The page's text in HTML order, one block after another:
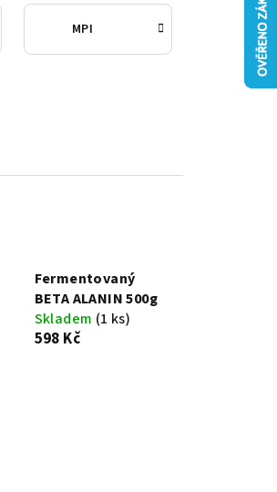
MPI
Fermentovaný
BETA ALANIN 500g
Skladem (1 ks)
598 Kč